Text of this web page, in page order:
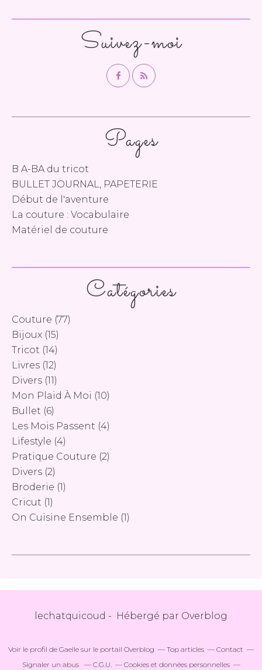
Catégories
Couture (77)
Bijoux (15)
Tricot (14)
Livres (12)
Divers (11)
Mon Plaid À Moi (10)
Bullet (6)
Les Mois Passent (4)
Lifestyle (4)
Pratique Couture (2)
Divers (2)
Broderie (1)
Cricut (1)
On Cuisine Ensemble (1)
Pages
B A-BA du tricot
BULLET JOURNAL, PAPETERIE
Début de l'aventure
La couture : Vocabulaire
Matériel de couture
Suivez-moi
lechatquicoud - Hébergé par Overblog
Voir le profil de Gaelle sur le portail Overblog Top articles
Contact
Signaler un abus
C.G.U. Cookies et données personnelles